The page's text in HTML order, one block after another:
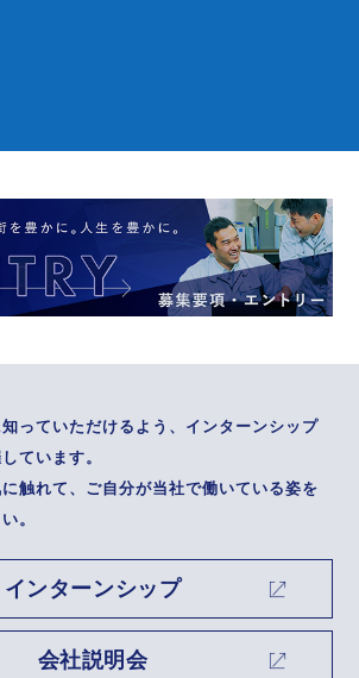
っていただけるよう、インターンシップ
ています。
触れて、ご自分が当社で働いている姿を
。
インターンシップ
会社説明会